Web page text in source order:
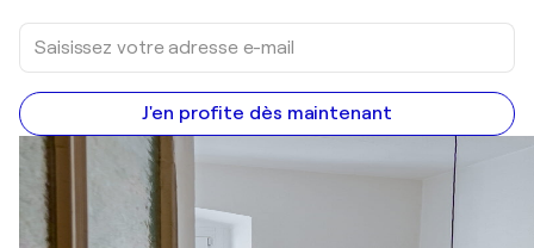
J'en profite dès maintenant